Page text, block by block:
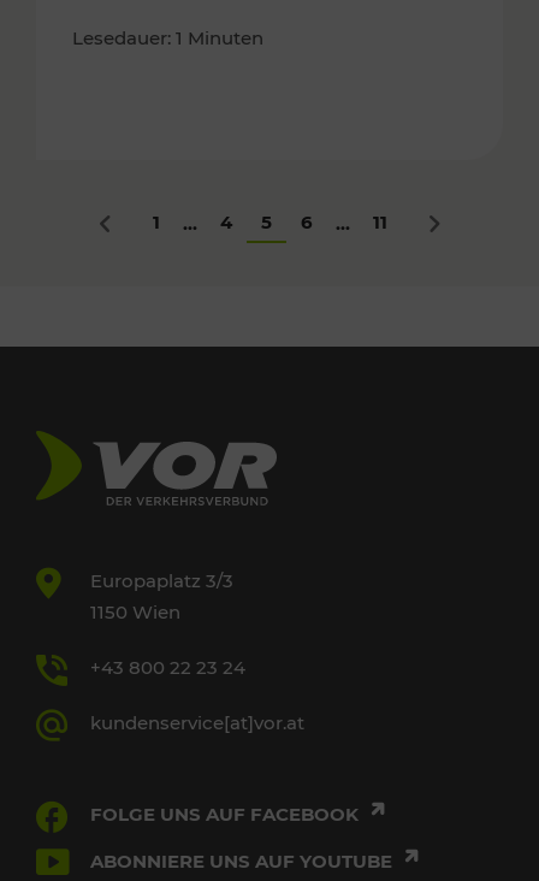
Lesedauer: 1 Minuten
Zurück
1 ... 4 5 6 ... 11 Nächstes
Europaplatz 3/3
1150 Wien
+43 800 22 23 24
kundenservice[at]vor.at
FOLGE UNS AUF FACEBOOK
ABONNIERE UNS AUF YOUTUBE